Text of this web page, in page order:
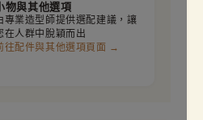
物與其他選項
專業造型師提供選配建議，讓
在人群中脫穎而出
往配件與其他選項頁面 →